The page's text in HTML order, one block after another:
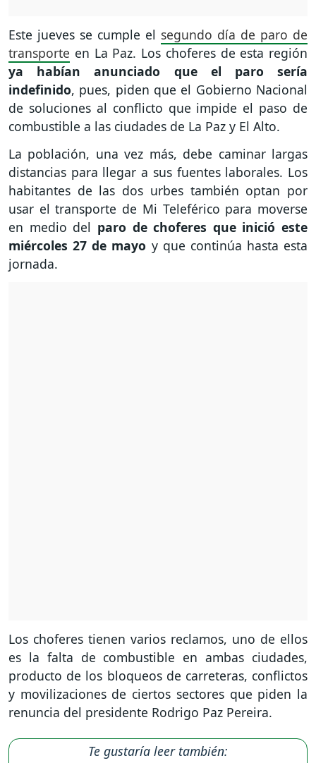
Este jueves se cumple el segundo día de paro de
transporte en La Paz. Los choferes de esta región
ya habían anunciado que el paro sería
indefinido, pues, piden que el Gobierno Nacional
de soluciones al conflicto que impide el paso de
combustible a las ciudades de La Paz y El Alto.
La población, una vez más, debe caminar largas
distancias para llegar a sus fuentes laborales. Los
habitantes de las dos urbes también optan por
usar el transporte de Mi Teleférico para moverse
en medio del paro de choferes que inició este
miércoles 27 de mayo y que continúa hasta esta
jornada.
Los choferes tienen varios reclamos, uno de ellos
es la falta de combustible en ambas ciudades,
producto de los bloqueos de carreteras, conflictos
y movilizaciones de ciertos sectores que piden la
renuncia del presidente Rodrigo Paz Pereira.
Te gustaría leer también: